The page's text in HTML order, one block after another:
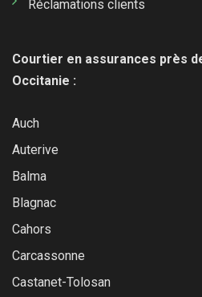
Réclamations clients
Courtier en assurances près
Occitanie :
Auch
Auterive
Balma
Blagnac
Cahors
Carcassonne
Castanet-Tolosan